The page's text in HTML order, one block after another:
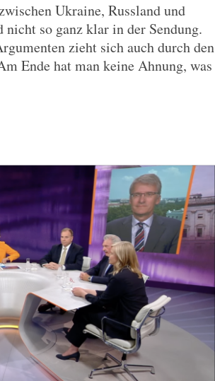
Ukraine, Russland und
so ganz klar in der Sendung.
zieht sich auch durch den
Ende hat man keine Ahnung, was